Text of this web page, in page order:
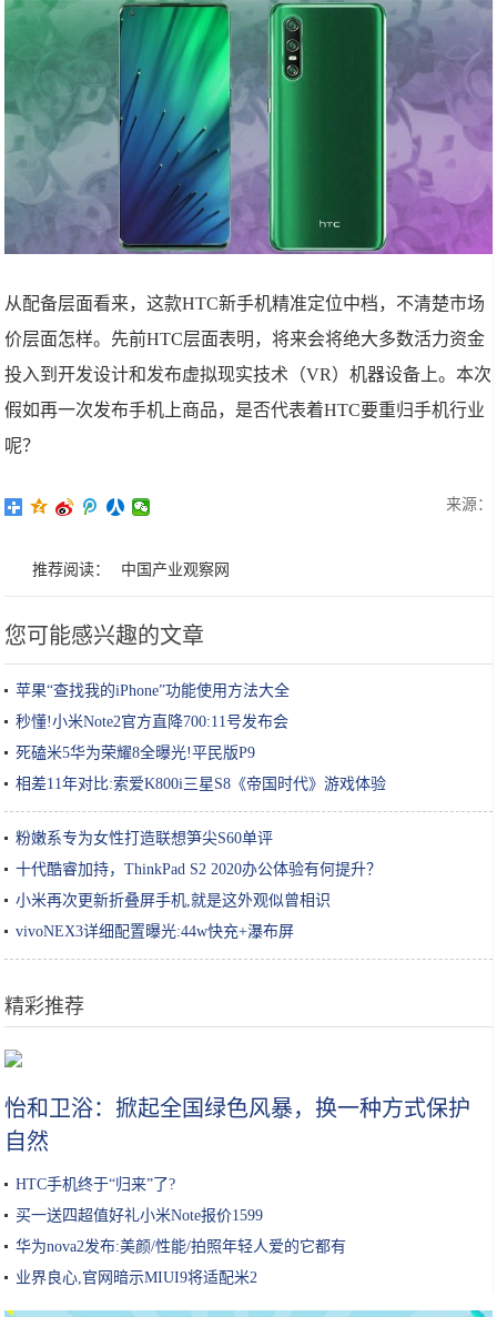
从配备层面看来，这款HTC新手机精准定位中档，不清楚市场
价层面怎样。先前HTC层面表明，将来会将绝大多数活力资金
投入到开发设计和发布虚拟现实技术（VR）机器设备上。本次
假如再一次发布手机上商品，是否代表着HTC要重归手机行业
呢？
来源：
推荐阅读： 中国产业观察网
您可能感兴趣的文章
苹果“查找我的iPhone”功能使用方法大全
秒懂!小米Note2官方直降700:11号发布会
死磕米5华为荣耀8全曝光!平民版P9
相差11年对比:索爱K800i三星S8《帝国时代》游戏体验
粉嫩系专为女性打造联想笋尖S60单评
十代酷睿加持，ThinkPad S2 2020办公体验有何提升？
小米再次更新折叠屏手机,就是这外观似曾相识
vivoNEX3详细配置曝光:44w快充+瀑布屏
精彩推荐
怡和卫浴：掀起全国绿色风暴，换一种方式保护
自然
HTC手机终于“归来”了?
买一送四超值好礼小米Note报价1599
华为nova2发布:美颜/性能/拍照年轻人爱的它都有
业界良心,官网暗示MIUI9将适配米2